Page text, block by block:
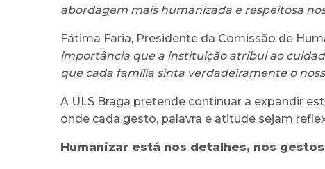
abordagem mais humanizada e respeitosa
Fátima Faria, Presidente da Comissão de
importância que a instituição atribui ao
que cada família sinta verdadeiramente o
A ULS Braga pretende continuar a expandir
onde cada gesto, palavra e atitude sejam
Humanizar está nos detalhes, nos